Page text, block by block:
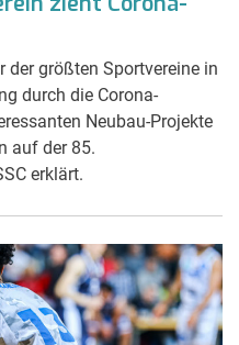
der größten Sportvereine in
durch die Corona-
Neubau-Projekte
auf der 85.
erklärt.